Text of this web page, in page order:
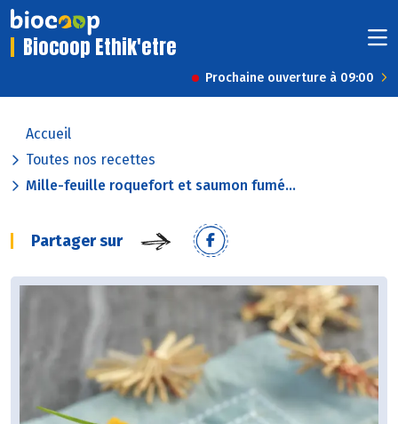
Biocoop Ethik'etre
Prochaine ouverture à 09:00
Accueil
Toutes nos recettes
Mille-feuille roquefort et saumon fumé...
Partager sur